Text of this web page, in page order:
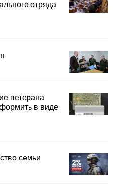
отряда
ветерана
в виде
семьи